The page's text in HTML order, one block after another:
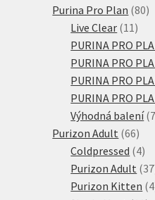
Purina Pro Plan 8080
Live Clear 11 11
PURINA PRO
PURINA PRO
PURINA PRO
PURINA PRO
Výhodná balení 7
Purizon Adult 6666
Coldpressed 44
Purizon Adult 37
Purizon Kitten 4